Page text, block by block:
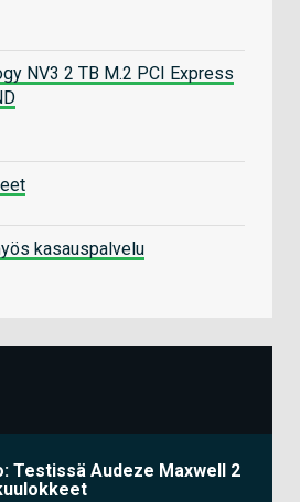
NV3 2 TB M.2 PCI Express
kasauspalvelu
Testissä Audeze Maxwell 2